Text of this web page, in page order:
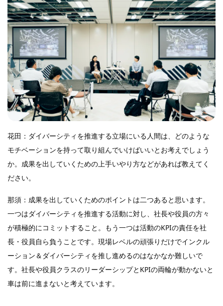
花田：ダイバーシティを推進する立場にいる人間は、どのような
モチベーションを持って取り組んでいけばいいとお考えでしょう
か。成果を出していくための上手いやり方などがあれば教えてく
ださい。
那須：成果を出していくためのポイントは二つあると思います。
一つはダイバーシティを推進する活動に対し、社長や役員の方々
が積極的にコミットすること。もう一つは活動のKPIの責任を社
長・役員自ら負うことです。現場レベルの頑張りだけでインクル
ーション＆ダイバーシティを推し進めるのはなかなか難しいで
す。社長や役員クラスのリーダーシップとKPIの両輪が動かないと
車は前に進まないと考えています。